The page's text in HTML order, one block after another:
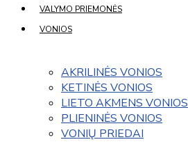
VALYMO PRIEMONĖS
VONIOS
AKRILINĖS VONIOS
KETINĖS VONIOS
LIETO AKMENS VONIOS
PLIENINĖS VONIOS
VONIŲ PRIEDAI